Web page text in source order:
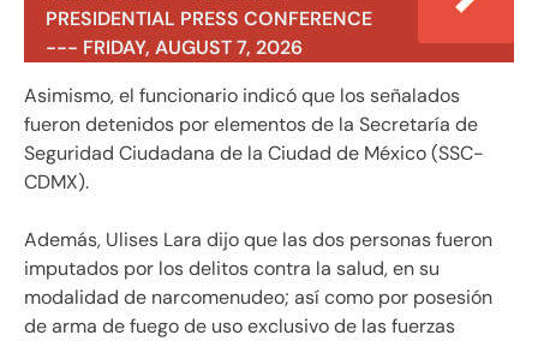
PRESIDENTIAL PRESS CONFERENCE
--- FRIDAY, AUGUST 7, 2026
Asimismo, el funcionario indicó que los señalados
fueron detenidos por elementos de la Secretaría de
Seguridad Ciudadana de la Ciudad de México (SSC-
CDMX).
Además, Ulises Lara dijo que las dos personas fueron
imputados por los delitos contra la salud, en su
modalidad de narcomenudeo; así como por posesión
de arma de fuego de uso exclusivo de las fuerzas